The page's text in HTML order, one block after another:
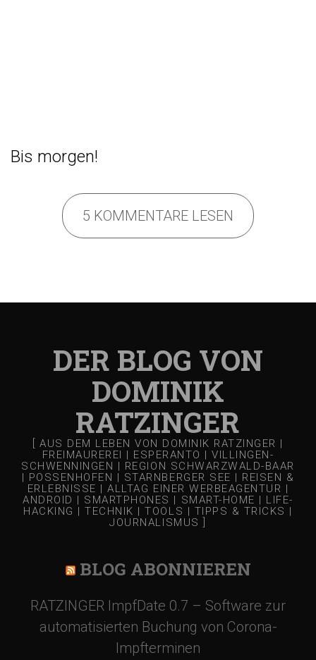
Bis morgen!
5 KOMMENTARE LESEN
DER BLOG VON
DOMINIK
RATZINGER
[ AUS DEM LEBEN VON DOMINIK RATZINGER |
FREIMAUREREI | ESPERANTO | VILLINGEN-
SCHWENNINGEN | REGION SCHWARZWALD-BAAR
| POSSENHOFEN | STARNBERGER SEE | REISEN &
ERLEBNISSE | ALLTAG EINER WERBEAGENTUR |
ANDROID | SMARTPHONES | SMART-HOME | LIFE-
HACKING | TECHNIK | TOOLS | TIPPS & TRICKS |
JOURNALISMUS ]
BLOG ABONNIEREN
RATZINGER ImpfDate 0.7 – Software zur
automatisierten Buchung von Corona-
Impfterminen